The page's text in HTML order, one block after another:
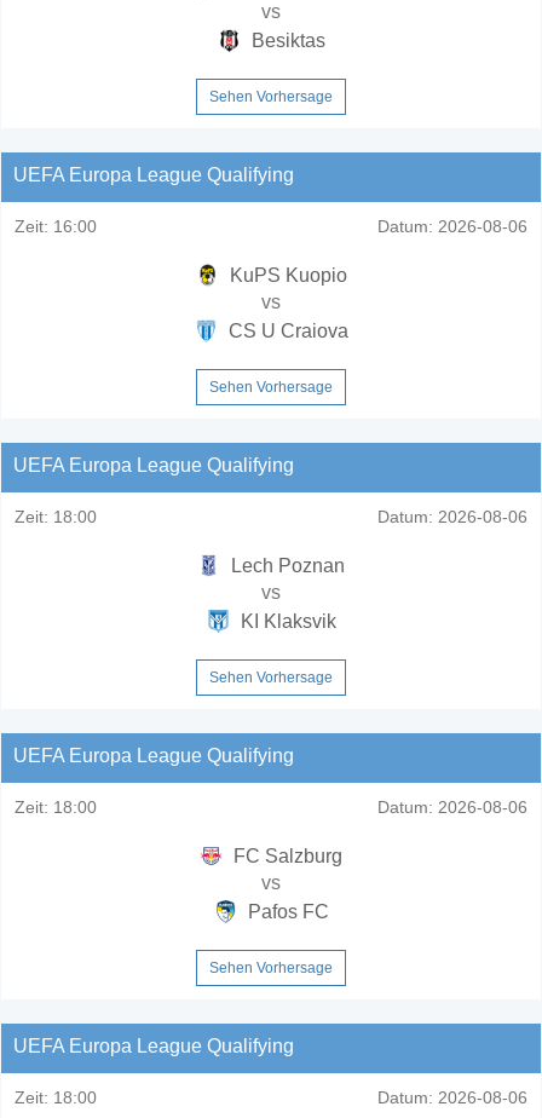
vs
Besiktas
Sehen Vorhersage
UEFA Europa League Qualifying
Zeit: 16:00 Datum: 2026-08-06
KuPS Kuopio
vs
CS U Craiova
Sehen Vorhersage
UEFA Europa League Qualifying
Zeit: 18:00 Datum: 2026-08-06
Lech Poznan
vs
KI Klaksvik
Sehen Vorhersage
UEFA Europa League Qualifying
Zeit: 18:00 Datum: 2026-08-06
FC Salzburg
vs
Pafos FC
Sehen Vorhersage
UEFA Europa League Qualifying
Zeit: 18:00 Datum: 2026-08-06